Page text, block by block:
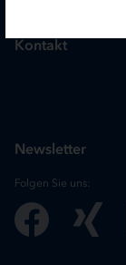
Kontakt
Newsletter
Folgen Sie uns: